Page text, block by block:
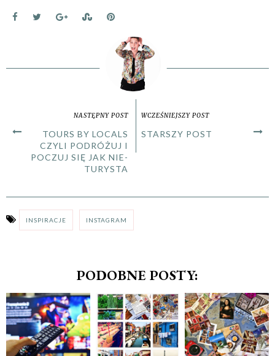
NASTĘPNY POST
TOURS BY LOCALS
CZYLI PODRÓŻUJ I
POCZUJ SIĘ JAK NIE-
TURYSTA
WCZEŚNIEJSZY POST
STARSZY POST
INSPIRACJE INSTAGRAM
PODOBNE POSTY: